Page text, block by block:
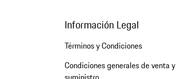
Información Legal
Términos y Condiciones
Condiciones generales de venta y